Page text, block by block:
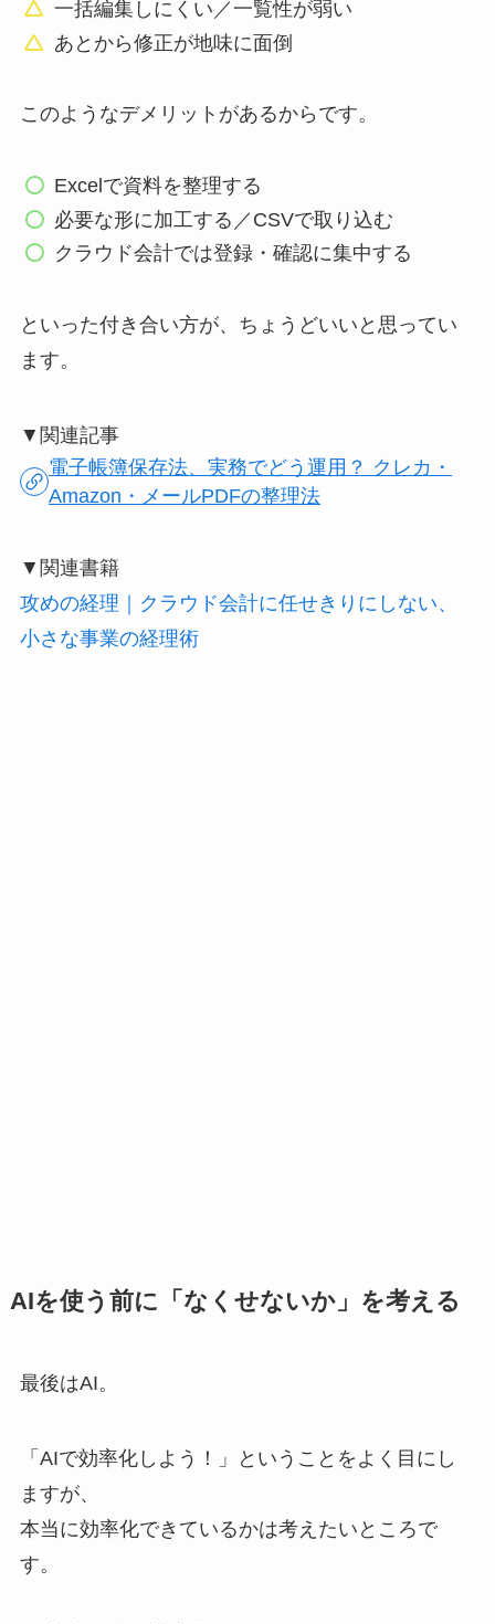
一括編集しにくい／一覧性が弱い
あとから修正が地味に面倒
このようなデメリットがあるからです。
Excelで資料を整理する
必要な形に加工する／CSVで取り込む
クラウド会計では登録・確認に集中する
といった付き合い方が、ちょうどいいと思ってい
ます。
▼関連記事
電子帳簿保存法、実務でどう運用？ クレカ・
Amazon・メールPDFの整理法
▼関連書籍
攻めの経理｜クラウド会計に任せきりにしない、
小さな事業の経理術
AIを使う前に「なくせないか」を考える
最後はAI。
「AIで効率化しよう！」ということをよく目にし
ますが、
本当に効率化できているかは考えたいところで
す。